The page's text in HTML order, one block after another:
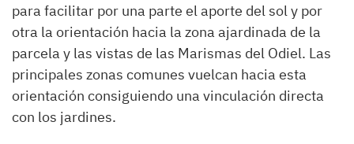
para facilitar por una parte el aporte del sol y por
otra la orientación hacia la zona ajardinada de la
parcela y las vistas de las Marismas del Odiel. Las
principales zonas comunes vuelcan hacia esta
orientación consiguiendo una vinculación directa
con los jardines.